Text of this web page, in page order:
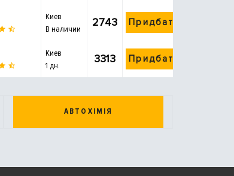
Киев
В наличии
2743 Придбати
Киев
1 дн.
3313 Придбати
АВТОХІМІЯ